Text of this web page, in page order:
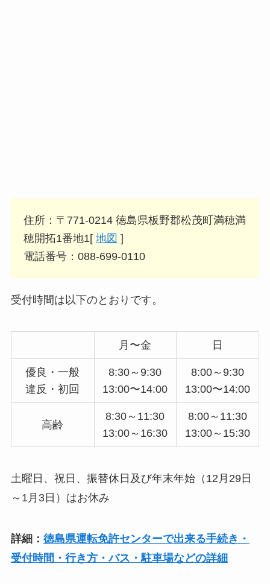
住所：〒771-0214 徳島県板野郡松茂町満穂満
穂開拓1番地1[ 地図 ]
電話番号：088-699-0110
受付時間は以下のとおりです。
月〜金 日
優良・一般
違反・初回
8:30～9:30
13:00〜14:00
8:00～9:30
13:00〜14:00
高齢
8:30～11:30
13:00～16:30
8:00～11:30
13:00～15:30
土曜日、祝日、振替休日及び年末年始（12月29日
～1月3日）はお休み
詳細： 徳島県運転免許センターで出来る手続き・
受付時間・行き方・バス・駐車場などの詳細